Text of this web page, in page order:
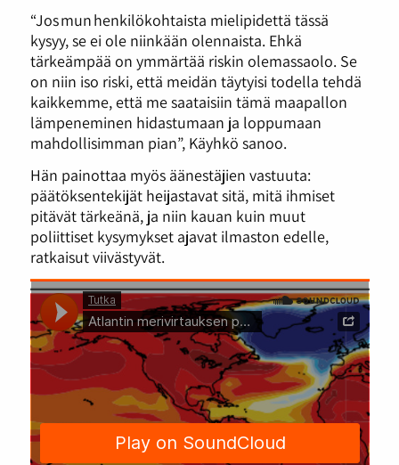
“Jos mun henkilökohtaista mielipidettä tässä
kysyy, se ei ole niinkään olennaista. Ehkä
tärkeämpää on ymmärtää riskin olemassaolo. Se
on niin iso riski, että meidän täytyisi todella tehdä
kaikkemme, että me saataisiin tämä maapallon
lämpeneminen hidastumaan ja loppumaan
mahdollisimman pian”, Käyhkö sanoo.
Hän painottaa myös äänestäjien vastuuta:
päätöksentekijät heijastavat sitä, mitä ihmiset
pitävät tärkeänä, ja niin kauan kuin muut
poliittiset kysymykset ajavat ilmaston edelle,
ratkaisut viivästyvät.